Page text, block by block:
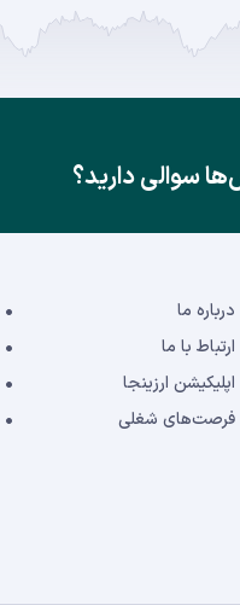
سوالی دارید؟
درباره ما
ارتباط با ما
اپلیکیشن ارزینجا
فرصت‌های شغلی